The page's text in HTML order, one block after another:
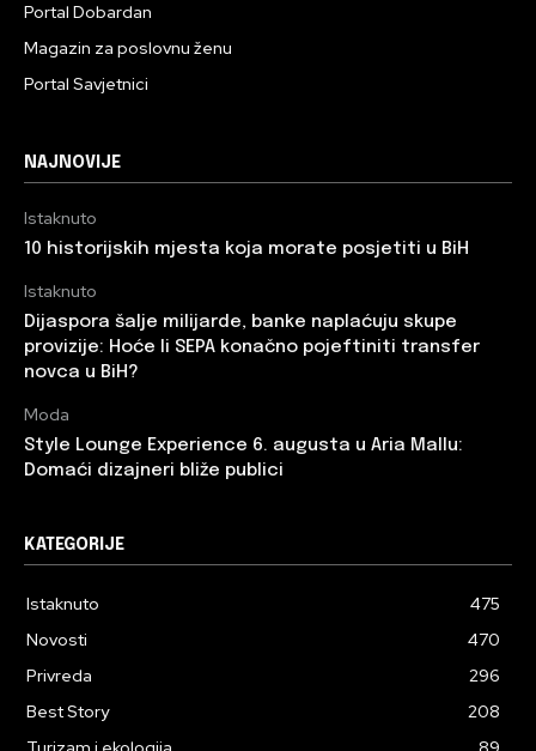
Portal Dobardan
Magazin za poslovnu ženu
Portal Savjetnici
NAJNOVIJE
Istaknuto
10 historijskih mjesta koja morate posjetiti u BiH
Istaknuto
Dijaspora šalje milijarde, banke naplaćuju skupe
provizije: Hoće li SEPA konačno pojeftiniti transfer
novca u BiH?
Moda
Style Lounge Experience 6. augusta u Aria Mallu:
Domaći dizajneri bliže publici
KATEGORIJE
Istaknuto
475
Novosti
470
Privreda
296
Best Story
208